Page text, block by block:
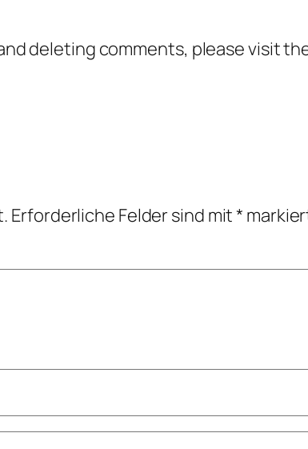
deleting comments, please visit
Erforderliche Felder sind mit*